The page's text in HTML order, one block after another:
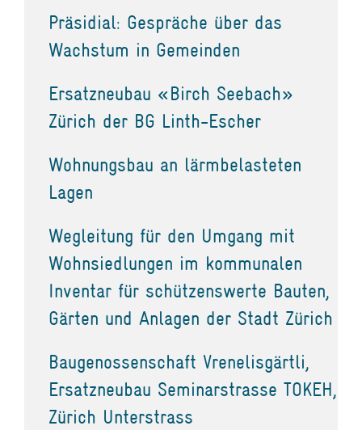
Präsidial: Gespräche über das
Wachstum in Gemeinden
Ersatzneubau «Birch Seebach»
Zürich der BG Linth-Escher
Wohnungsbau an lärmbelasteten
Lagen
Wegleitung für den Umgang mit
Wohnsiedlungen im kommunalen
Inventar für schützenswerte Bauten,
Gärten und Anlagen der Stadt Zürich
Baugenossenschaft Vrenelisgärtli,
Ersatzneubau Seminarstrasse TOKEH,
Zürich Unterstrass